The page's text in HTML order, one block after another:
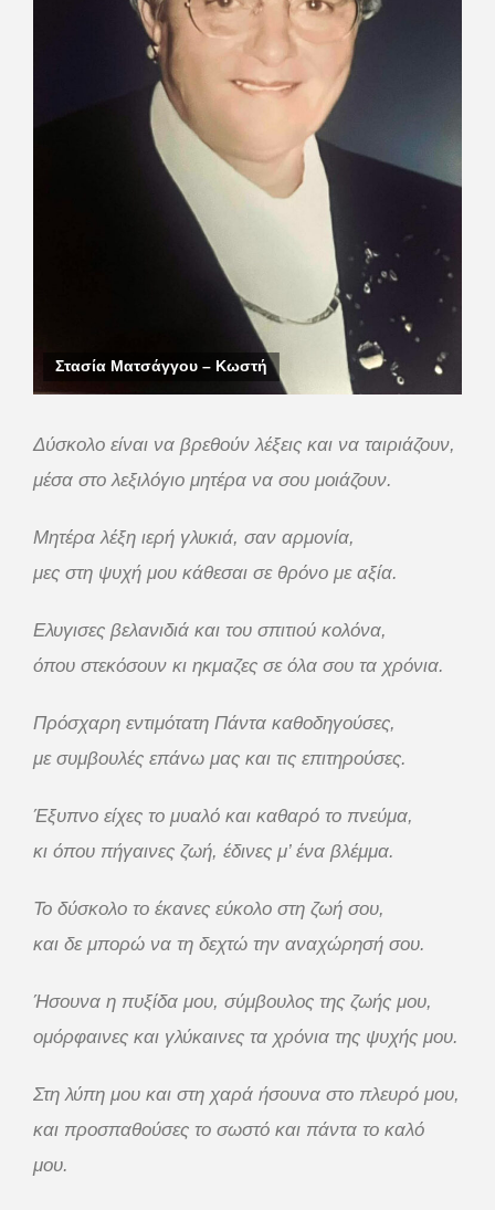
Στασία Ματσάγγου – Κωστή
Δύσκολο είναι να βρεθούν λέξεις και να ταιριάζουν,
μέσα στο λεξιλόγιο μητέρα να σου μοιάζουν.
Μητέρα λέξη ιερή γλυκιά, σαν αρμονία,
μες στη ψυχή μου κάθεσαι σε θρόνο με αξία.
Ελυγισες βελανιδιά και του σπιτιού κολόνα,
όπου στεκόσουν κι ηκμαζες σε όλα σου τα χρόνια.
Πρόσχαρη εντιμότατη Πάντα καθοδηγούσες,
με συμβουλές επάνω μας και τις επιτηρούσες.
Έξυπνο είχες το μυαλό και καθαρό το πνεύμα,
κι όπου πήγαινες ζωή, έδινες μ’ ένα βλέμμα.
Το δύσκολο το έκανες εύκολο στη ζωή σου,
και δε μπορώ να τη δεχτώ την αναχώρησή σου.
Ήσουνα η πυξίδα μου, σύμβουλος της ζωής μου,
ομόρφαινες και γλύκαινες τα χρόνια της ψυχής μου.
Στη λύπη μου και στη χαρά ήσουνα στο πλευρό μου,
και προσπαθούσες το σωστό και πάντα το καλό
μου.